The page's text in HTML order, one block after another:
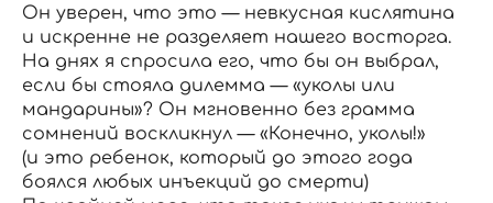
Он уверен, что это — невкусная кислятина
и искренне не разделяет нашего восторга.
На днях я спросила его, что бы он выбрал,
если бы стояла дилемма — «уколы или
мандарины»? Он мгновенно без грамма
сомнений воскликнул — «Конечно, уколы!»
(и это ребенок, который до этого года
боялся любых инъекций до смерти)